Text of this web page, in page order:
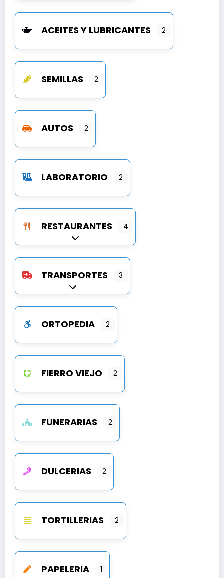
ACEITES Y LUBRICANTES 2
SEMILLAS 2
AUTOS 2
LABORATORIO 2
RESTAURANTES 4
Expandir sub-categorías
TRANSPORTES 3
Expandir sub-categorías
ORTOPEDIA 2
FIERRO VIEJO 2
FUNERARIAS 2
DULCERIAS 2
TORTILLERIAS 2
PAPELERIA 1